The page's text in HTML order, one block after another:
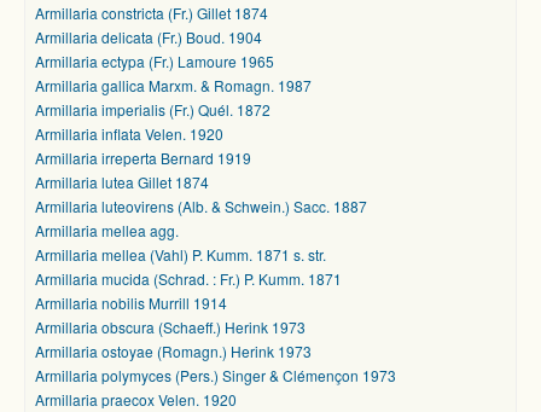
Armillaria constricta (Fr.) Gillet 1874
Armillaria delicata (Fr.) Boud. 1904
Armillaria ectypa (Fr.) Lamoure 1965
Armillaria gallica Marxm. & Romagn. 1987
Armillaria imperialis (Fr.) Quél. 1872
Armillaria inflata Velen. 1920
Armillaria irreperta Bernard 1919
Armillaria lutea Gillet 1874
Armillaria luteovirens (Alb. & Schwein.) Sacc. 1887
Armillaria mellea agg.
Armillaria mellea (Vahl) P. Kumm. 1871 s. str.
Armillaria mucida (Schrad. : Fr.) P. Kumm. 1871
Armillaria nobilis Murrill 1914
Armillaria obscura (Schaeff.) Herink 1973
Armillaria ostoyae (Romagn.) Herink 1973
Armillaria polymyces (Pers.) Singer & Clémençon 1973
Armillaria praecox Velen. 1920